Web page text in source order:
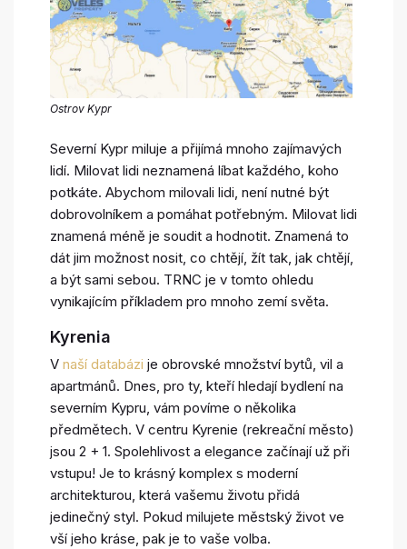
Ostrov Kypr
Severní Kypr miluje a přijímá mnoho zajímavých
lidí. Milovat lidi neznamená líbat každého, koho
potkáte. Abychom milovali lidi, není nutné být
dobrovolníkem a pomáhat potřebným. Milovat lidi
znamená méně je soudit a hodnotit. Znamená to
dát jim možnost nosit, co chtějí, žít tak, jak chtějí,
a být sami sebou. TRNC je v tomto ohledu
vynikajícím příkladem pro mnoho zemí světa.
Kyrenia
V naší databázi je obrovské množství bytů, vil a
apartmánů. Dnes, pro ty, kteří hledají bydlení na
severním Kypru, vám povíme o několika
předmětech. V centru Kyrenie (rekreační město)
jsou 2 + 1. Spolehlivost a elegance začínají už při
vstupu! Je to krásný komplex s moderní
architekturou, která vašemu životu přidá
jedinečný styl. Pokud milujete městský život ve
vší jeho kráse, pak je to vaše volba.